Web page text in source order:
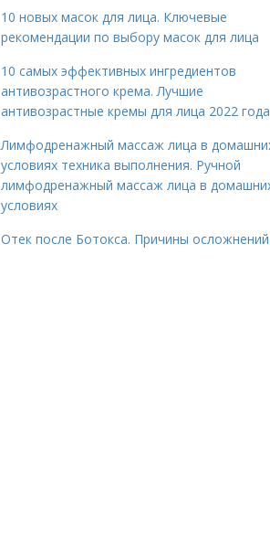
10 новых масок для лица. Ключевые
рекомендации по выбору масок для лица
10 самых эффективных ингредиентов
антивозрастного крема. Лучшие
антивозрастные кремы для лица 2022 года
Лимфодренажный массаж лица в
условиях техника выполнения. Ручной
лимфодренажный массаж лица в
условиях
Отек после Ботокса. Причины осложнений